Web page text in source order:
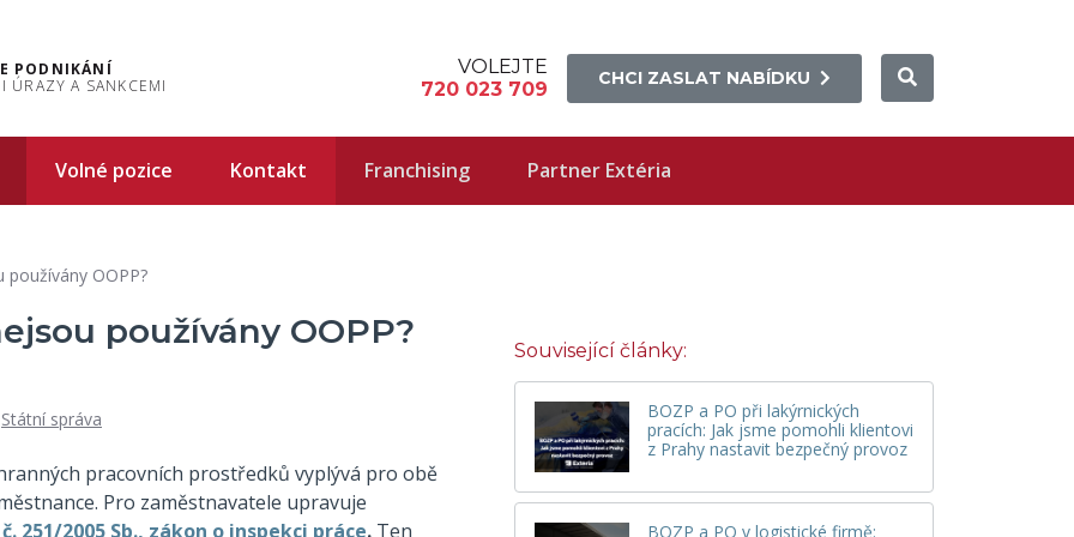
PODNIKÁNÍ
ÚRAZY A SANKCEMI
VOLEJTE
720 023 709
CHCI ZASLAT NABÍDKU
Volné pozice Kontakt Franchising Partner Extéria
OOPP?
používány OOPP?
Státní správa
pracovních prostředků vyplývá pro obě
Pro zaměstnavatele upravuje
251/2005 Sb., zákon o inspekci práce. Ten
Související články:
BOZP a PO při lakýrnických
pracích: Jak jsme pomohli klientovi
z Prahy nastavit bezpečný provoz
BOZP a PO v logistické firmě: